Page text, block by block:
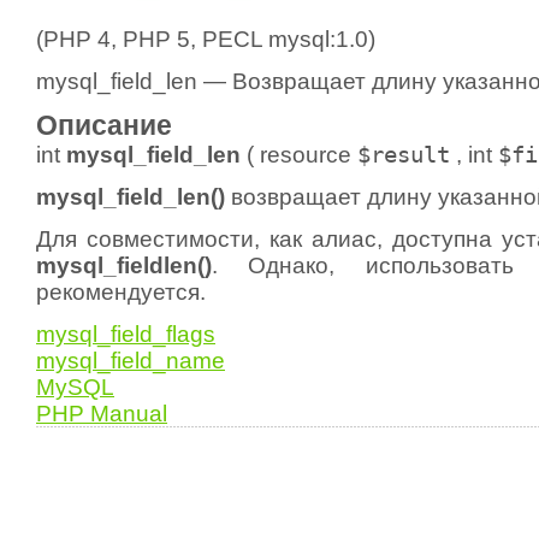
(PHP 4, PHP 5, PECL mysql:1.0)
mysql_field_len — Возвращает длину
Описание
int mysql_field_len ( resource $result , int
mysql_field_len() возвращает длину
Для совместимости, как алиас, доступна
mysql_fieldlen(). Однако,
рекомендуется.
mysql_field_flags
mysql_field_name
MySQL
PHP Manual